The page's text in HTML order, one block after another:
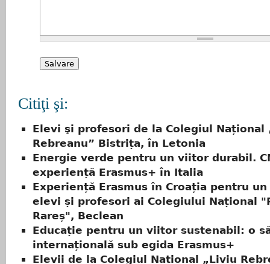
Citiţi şi:
Elevi şi profesori de la Colegiul Național
Rebreanu” Bistrița, în Letonia
Energie verde pentru un viitor durabil.
experiență Erasmus+ în Italia
Experiență Erasmus în Croația pentru
elevi și profesori ai Colegiului Național
Rareș", Beclean
Educație pentru un viitor sustenabil: o
internațională sub egida Erasmus+
Elevii de la Colegiul Național „Liviu